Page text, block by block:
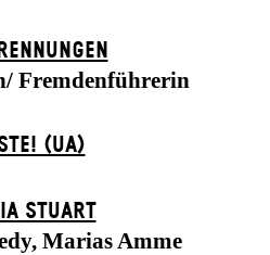
Fremdenführerin
(UA)
STUART
Marias Amme